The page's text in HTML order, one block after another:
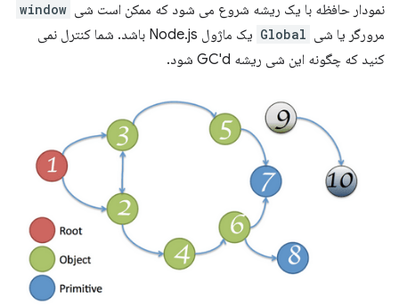
نمودار حافظه با یک ریشه شروع می شود که ممکن است شی window
مرورگر یا شی Global
یک ماژول Node.js باشد. شما کنترل نمی
کنید که چگونه این شی ریشه GC'd شود.